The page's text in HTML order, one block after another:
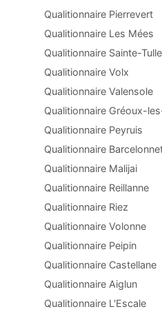
Qualitionnaire Pierrevert
Qualitionnaire Les Mées
Qualitionnaire Sainte-Tulle
Qualitionnaire Volx
Qualitionnaire Valensole
Qualitionnaire Gréoux-
Qualitionnaire Peyruis
Qualitionnaire
Qualitionnaire Malijai
Qualitionnaire Reillanne
Qualitionnaire Riez
Qualitionnaire Volonne
Qualitionnaire Peipin
Qualitionnaire Castellane
Qualitionnaire Aiglun
Qualitionnaire L'Escale